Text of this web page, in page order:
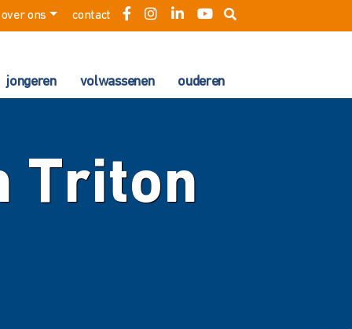
over ons contact
jongeren volwassenen ouderen
Triton